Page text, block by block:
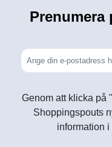
Prenumera
Genom att klicka på
Shoppingspouts
information